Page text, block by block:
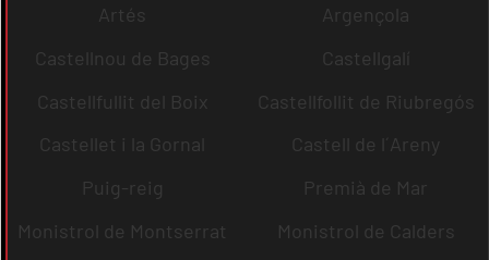
Artés
Argençola
Castellnou de Bages
Castellgalí
Castellfullit del Boix
Castellfollit de Riubregós
Castellet i la Gornal
Castell de l´Areny
Puig-reig
Premià de Mar
Monistrol de Montserrat
Monistrol de Calders